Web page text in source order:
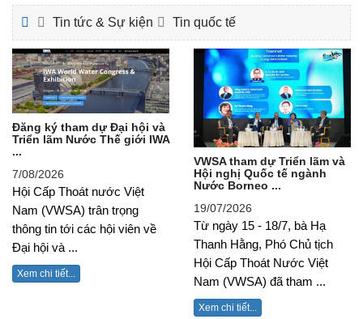
và Hội nghị Quốc tế ngành Nước Borneo (BIWWEC
Bộ
Tin tức & Sự kiện Tin quốc tế
Đăng ký tham dự Đại hội và
Triển lãm Nước Thế giới IWA
...
7/08/2026
Hội Cấp Thoát nước Việt
Nam (VWSA) trân trọng
thông tin tới các hội viên về
Đại hội và ...
Xem chi tiết...
VWSA tham dự Triển lãm và
Hội nghị Quốc tế ngành
Nước Borneo ...
19/07/2026
Từ ngày 15 - 18/7, bà Hạ
Thanh Hằng, Phó Chủ tịch
Hội Cấp Thoát Nước Việt
Nam (VWSA) đã tham ...
Xem chi tiết...